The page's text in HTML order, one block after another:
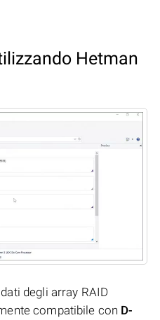
Hetman
degli array RAID
compatibile con D-